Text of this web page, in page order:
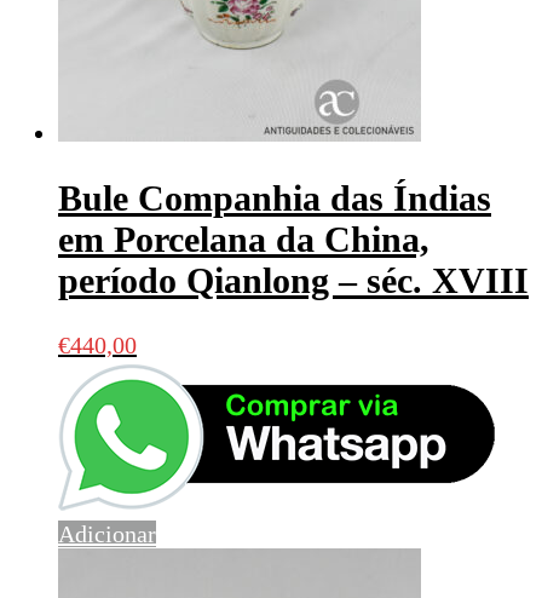
Bule Companhia das Índias
em Porcelana da China,
período Qianlong – séc. XVIII
€440,00
Adicionar